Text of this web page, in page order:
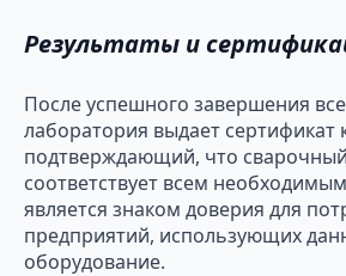
Результаты и
После успешного завершения
лаборатория выдает сертификат
подтверждающий, что
соответствует всем
является знаком доверия для
предприятий, использующих
оборудование.